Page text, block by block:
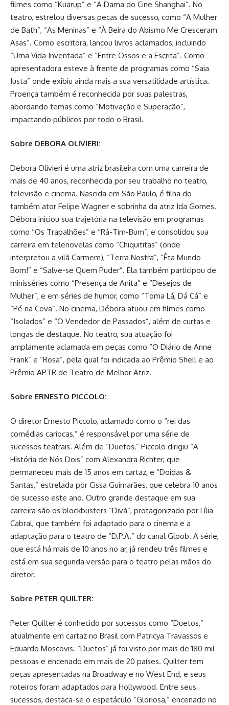
filmes como “Kuarup” e “A Dama do Cine Shanghai”. No
teatro, estrelou diversas peças de sucesso, como “A Mulher
de Bath”, “As Meninas” e “À Beira do Abismo Me Cresceram
Asas”. Como escritora, lançou livros aclamados, incluindo
“Uma Vida Inventada” e “Entre Ossos e a Escrita”. Como
apresentadora esteve à frente de programas como “Saia
Justa” onde exibiu ainda mais a sua versatilidade artística.
Proença também é reconhecida por suas palestras,
abordando temas como “Motivação e Superação”,
impactando públicos por todo o Brasil.
Sobre DEBORA OLIVIERI:
Debora Olivieri é uma atriz brasileira com uma carreira de
mais de 40 anos, reconhecida por seu trabalho no teatro,
televisão e cinema. Nascida em São Paulo, é filha do
também ator Felipe Wagner e sobrinha da atriz Ida Gomes.
Débora iniciou sua trajetória na televisão em programas
como “Os Trapalhões” e “Rá-Tim-Bum”, e consolidou sua
carreira em telenovelas como “Chiquititas” (onde
interpretou a vilã Carmem), “Terra Nostra”, “Êta Mundo
Bom!” e “Salve-se Quem Puder”. Ela também participou de
minisséries como “Presença de Anita” e “Desejos de
Mulher”, e em séries de humor, como “Toma Lá, Dá Cá” e
“Pé na Cova”. No cinema, Débora atuou em filmes como
“Isolados” e “O Vendedor de Passados”, além de curtas e
longas de destaque. No teatro, sua atuação foi
amplamente aclamada em peças como “O Diário de Anne
Frank” e “Rosa”, pela qual foi indicada ao Prêmio Shell e ao
Prêmio APTR de Teatro de Melhor Atriz.
Sobre ERNESTO PICCOLO:
O diretor Ernesto Piccolo, aclamado como o “rei das
comédias cariocas,” é responsável por uma série de
sucessos teatrais. Além de “Duetos,” Piccolo dirigiu “A
História de Nós Dois” com Alexandra Richter, que
permaneceu mais de 15 anos em cartaz, e “Doidas &
Santas,” estrelada por Cissa Guimarães, que celebra 10 anos
de sucesso este ano. Outro grande destaque em sua
carreira são os blockbusters “Divã”, protagonizado por Lília
Cabral, que também foi adaptado para o cinema e a
adaptação para o teatro de “D.P.A.” do canal Gloob. A série,
que está há mais de 10 anos no ar, já rendeu três filmes e
está em sua segunda versão para o teatro pelas mãos do
diretor.
Sobre PETER QUILTER:
Peter Quilter é conhecido por sucessos como “Duetos,”
atualmente em cartaz no Brasil com Patricya Travassos e
Eduardo Moscovis. “Duetos” já foi visto por mais de 180 mil
pessoas e encenado em mais de 20 países. Quilter tem
peças apresentadas na Broadway e no West End, e seus
roteiros foram adaptados para Hollywood. Entre seus
sucessos, destaca-se o espetáculo “Gloriosa,” encenado no